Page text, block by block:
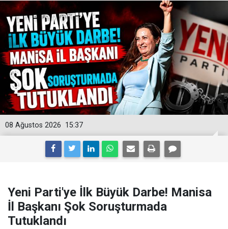
15:37
08 Ağustos 2026
Yeni Parti'ye İlk Büyük Darbe! Manisa
İl Başkanı Şok Soruşturmada
Tutuklandı